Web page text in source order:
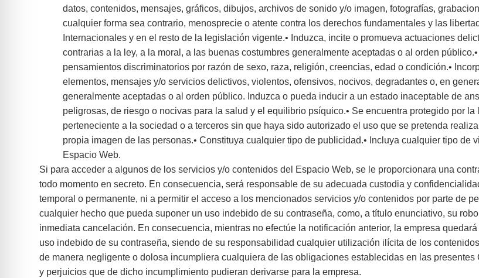
datos, contenidos, mensajes, gráficos, dibujos, archivos de sonido y/o imagen, fotografías,
cualquier forma sea contrario, menosprecie o atente contra los derechos fundamentales y las
Internacionales y en el resto de la legislación vigente.• Induzca, incite o promueva actuaciones
contrarias a la ley, a la moral, a las buenas costumbres generalmente aceptadas o al orden
pensamientos discriminatorios por razón de sexo, raza, religión, creencias, edad o condición.•
elementos, mensajes y/o servicios delictivos, violentos, ofensivos, nocivos, degradantes o, en
generalmente aceptadas o al orden público. Induzca o pueda inducir a un estado inaceptable de
peligrosas, de riesgo o nocivas para la salud y el equilibrio psíquico.• Se encuentra protegido por
perteneciente a la sociedad o a terceros sin que haya sido autorizado el uso que se pretenda
propia imagen de las personas.• Constituya cualquier tipo de publicidad.• Incluya cualquier tipo de
Espacio Web.
Si para acceder a algunos de los servicios y/o contenidos del Espacio Web, se le proporcionara una
todo momento en secreto. En consecuencia, será responsable de su adecuada custodia y
temporal o permanente, ni a permitir el acceso a los mencionados servicios y/o contenidos por parte de
cualquier hecho que pueda suponer un uso indebido de su contraseña, como, a título enunciativo, su
inmediata cancelación. En consecuencia, mientras no efectúe la notificación anterior, la empresa
uso indebido de su contraseña, siendo de su responsabilidad cualquier utilización ilícita de los
de manera negligente o dolosa incumpliera cualquiera de las obligaciones establecidas en las
y perjuicios que de dicho incumplimiento pudieran derivarse para la empresa.